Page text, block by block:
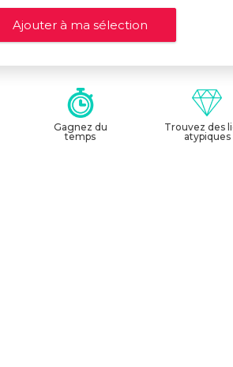
Gagnez du
temps
Trouvez des
atypiques